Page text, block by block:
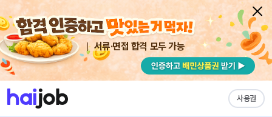
서류·면접 합격 모두 가능
사용권
채용공고 자소서 자유항목 자소서 내 작성목록
세스코 즐겨찾기
기구개발 및 설계